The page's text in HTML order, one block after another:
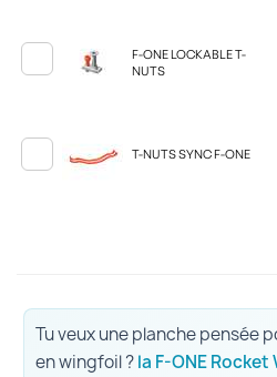
F-ONE LOCKABLE T-
NUTS
T-NUTS SYNC F-ONE
Tu veux une planche pensée
en wingfoil ?la F-ONE Rocket